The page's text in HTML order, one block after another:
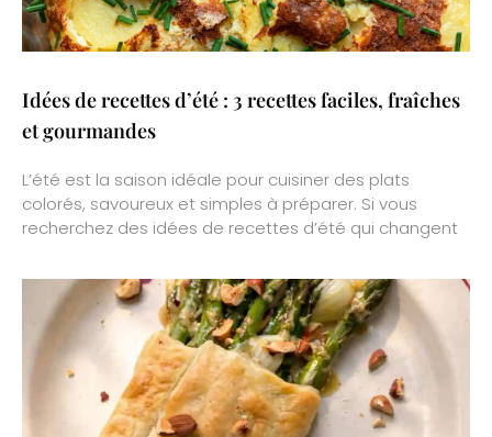
Idées de recettes d’été : 3 recettes faciles, fraîches
et gourmandes
L’été est la saison idéale pour cuisiner des plats
colorés, savoureux et simples à préparer. Si vous
recherchez des idées de recettes d’été qui changent